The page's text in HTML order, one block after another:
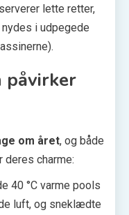
lette retter,
i udpegede
påvirker
om året, og både
deres charme:
40 °C varme pools
luft, og sneklædte